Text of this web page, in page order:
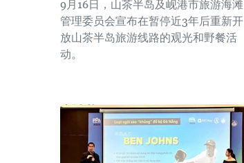
9月16日，山茶半岛及岘港市旅游海滩
管理委员会宣布在暂停近3年后重新开
放山茶半岛旅游线路的观光和野餐活
动。